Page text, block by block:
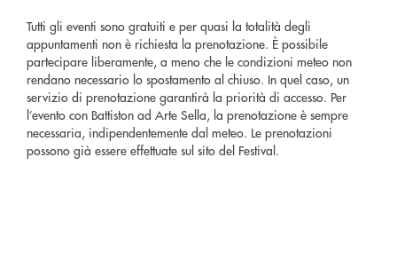
Tutti gli eventi sono gratuiti e per quasi la totalità degli
appuntamenti non è richiesta la prenotazione. È possibile
partecipare liberamente, a meno che le condizioni meteo non
rendano necessario lo spostamento al chiuso. In quel caso, un
servizio di prenotazione garantirà la priorità di accesso. Per
l’evento con Battiston ad Arte Sella, la prenotazione è sempre
necessaria, indipendentemente dal meteo. Le prenotazioni
possono già essere effettuate sul sito del Festival.